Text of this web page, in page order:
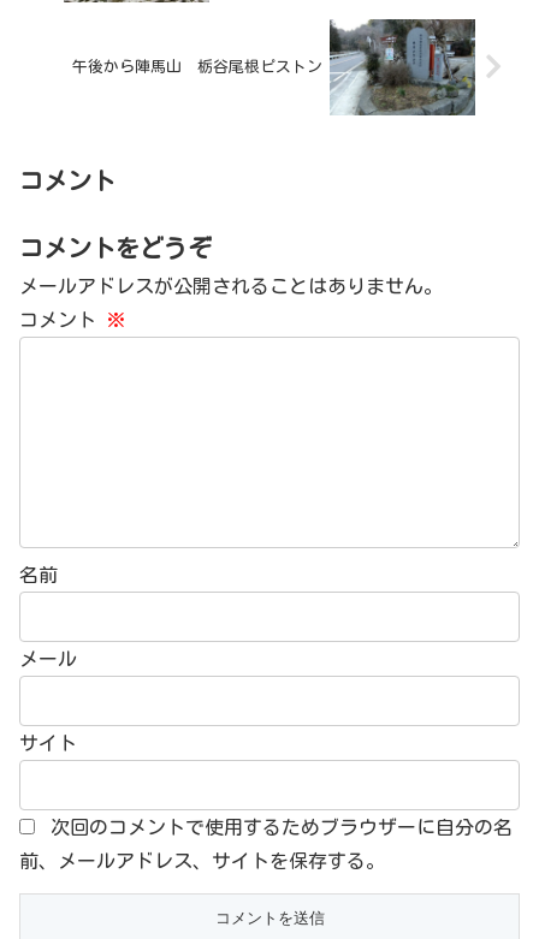
午後から陣馬山 栃谷尾根ピストン
コメント
コメントをどうぞ
メールアドレスが公開されることはありません。
コメント
※
名前
メール
サイト
次回のコメントで使用するためブラウザーに自分の名
前、メールアドレス、サイトを保存する。